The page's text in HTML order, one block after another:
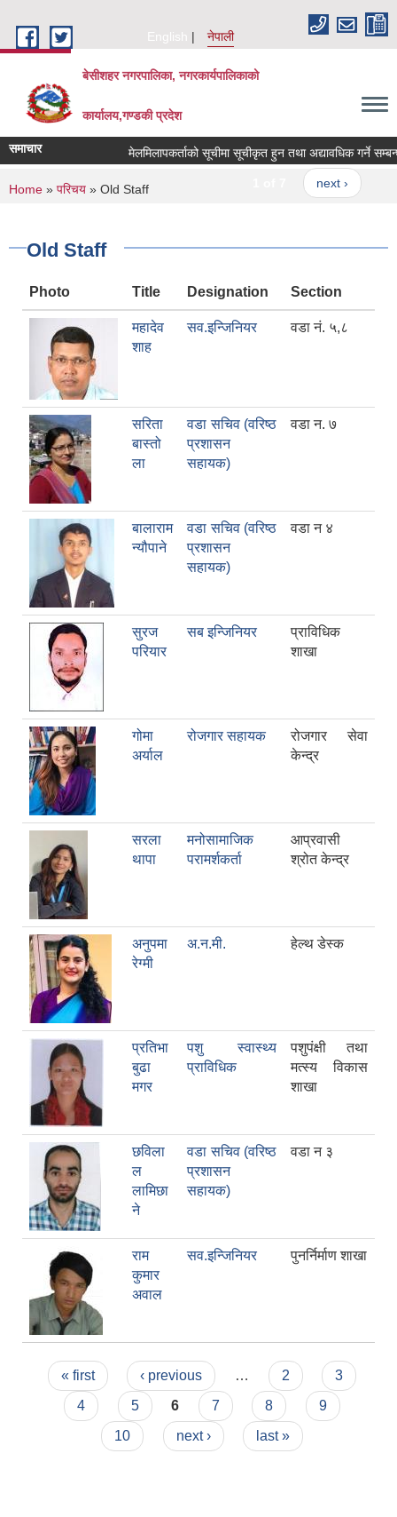
English
नेपाली
बेसीशहर नगरपालिका, नगरकार्यपालिकाको
कार्यालय,गण्डकी प्रदेश
समाचार मेलमिलापकर्ताको सूचीमा सूचीकृत हुन तथा अद्यावधिक गर्ने सम्बन्धी
next ›
You are here
Home » परिचय » Old Staff
Old Staff
Photo Title Designation Section
महादेव
शाह
सव.इन्जिनियर वडा नं. ५,८
सरिता
बास्तो
ला
वडा सचिव (वरिष्ठ
प्रशासन
सहायक)
वडा न. ७
बालाराम
न्यौपाने
वडा सचिव (वरिष्ठ
प्रशासन
सहायक)
वडा न ४
सुरज
परियार
सब इन्जिनियर
प्राविधिक
शाखा
गोमा
अर्याल
रोजगार सहायक
रोजगार सेवा
केन्द्र
सरला
थापा
मनोसामाजिक
परामर्शकर्ता
आप्रवासी
श्रोत केन्द्र
अनुपमा
रेग्मी
अ.न.मी. हेल्थ डेस्क
प्रतिभा
बुढा
मगर
पशु स्वास्थ्य
प्राविधिक
पशुपंक्षी तथा
मत्स्य विकास
शाखा
छविला
ल
लामिछा
ने
वडा सचिव (वरिष्ठ
प्रशासन
सहायक)
वडा न‌‍ ३
राम
कुमार
अवाल
सव.इन्जिनियर पुनर्निर्माण शाखा
Pages
« first ‹ previous … 2
3
4
5 6 7 8
9
10
next › last »